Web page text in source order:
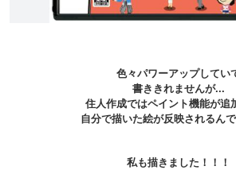
色々パワーアップしてい
書ききれませんが...
住人作成ではペイント機能が追
自分で描いた絵が反映されるんで
私も描きました！！！